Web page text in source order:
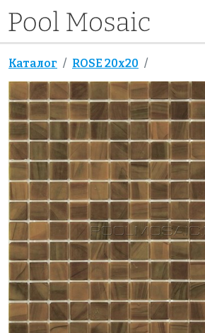
Каталог ROSE 20x20